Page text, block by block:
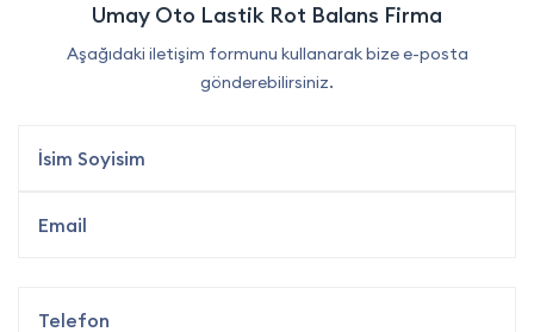
Umay Oto Lastik Rot Balans Firma
Aşağıdaki iletişim formunu kullanarak bize e-posta
gönderebilirsiniz.